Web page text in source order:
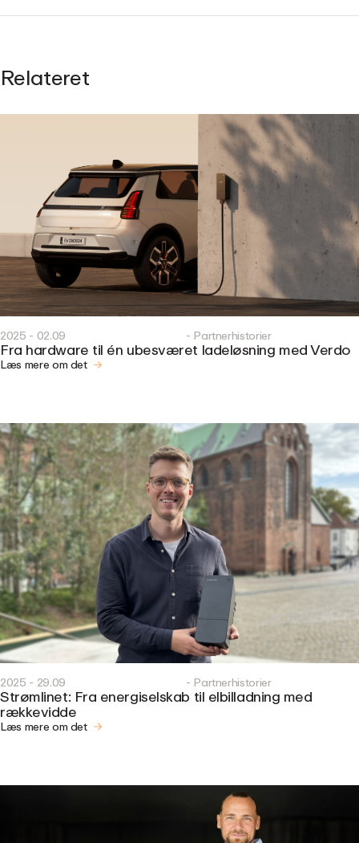
Relateret
2025 - 02.09 - Partnerhistorier
Fra hardware til én ubesværet ladeløsning med Verdo
Læs mere om det
2025 - 29.09 - Partnerhistorier
Strømlinet: Fra energiselskab til elbilladning med
rækkevidde
Læs mere om det